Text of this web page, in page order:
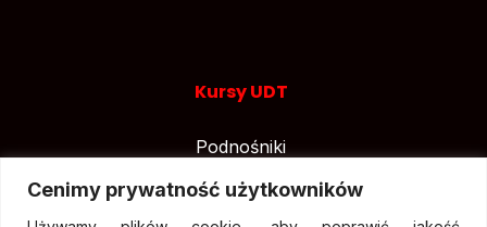
Cenimy prywatność użytkowników
Kursy UDT
Podnośniki
Suwnice
Wózki widłowe